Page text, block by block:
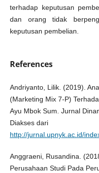
terhadap keputusan
dan orang tidak
keputusan pembelian.
References
Andriyanto, Lilik. (2019).
(Marketing Mix 7-P)
Ayu Mbok Sum. Jurnal
Diakses dari
http://jurnal.upnyk.ac.id/
Anggraeni, Rusandina.
Perusahaan Studi Pada